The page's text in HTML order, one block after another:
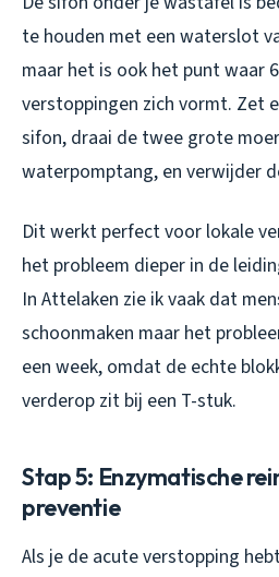
te houden met een waterslot
maar het is ook het punt waar
verstoppingen zich vormt. Zet
sifon, draai de twee grote
waterpomptang, en verwijder
Dit werkt perfect voor lokale
het probleem dieper in de
In Attelaken zie ik vaak dat
schoonmaken maar het
een week, omdat de echte
verderop zit bij een T-stuk.
Stap 5: Enzymatische
preventie
Als je de acute verstopping